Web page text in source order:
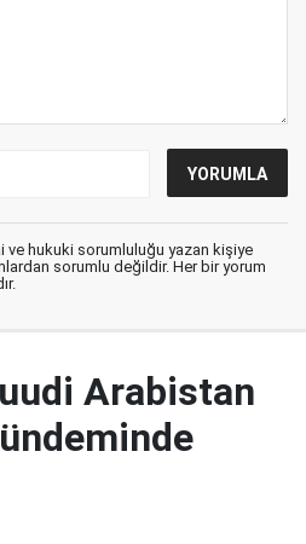
ve hukuki sorumluluğu yazan kişiye
sorumlu değildir. Her bir yorum
Arabistan